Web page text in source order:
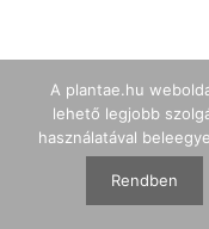
Keresés a
A plantae.hu
lehető legjobb
használatával
Rendben